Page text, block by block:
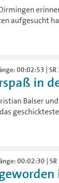
aufgesucht
00:02:53 | SR
in
Balser
00:02:30 |